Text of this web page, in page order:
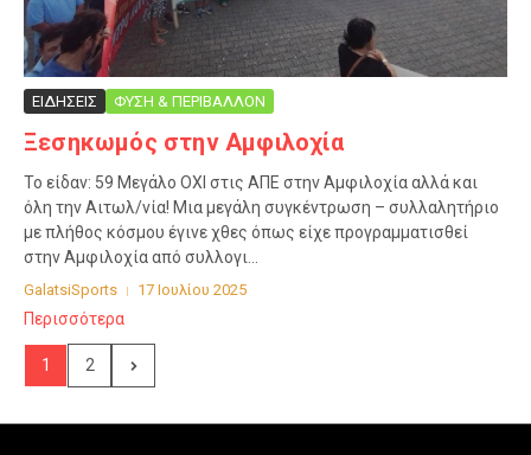
ΕΙΔΗΣΕΙΣ ΦΥΣΗ & ΠΕΡΙΒΑΛΛΟΝ
Ξεσηκωμός στην Αμφιλοχία
Το είδαν: 59 Μεγάλο ΟΧΙ στις ΑΠΕ στην Αμφιλοχία αλλά και
όλη την Αιτωλ/νία! Μια μεγάλη συγκέντρωση – συλλαλητήριο
με πλήθος κόσμου έγινε χθες όπως είχε προγραμματισθεί
στην Αμφιλοχία από συλλογι...
GalatsiSports 17 Ιουλίου 2025
Περισσότερα
1 2